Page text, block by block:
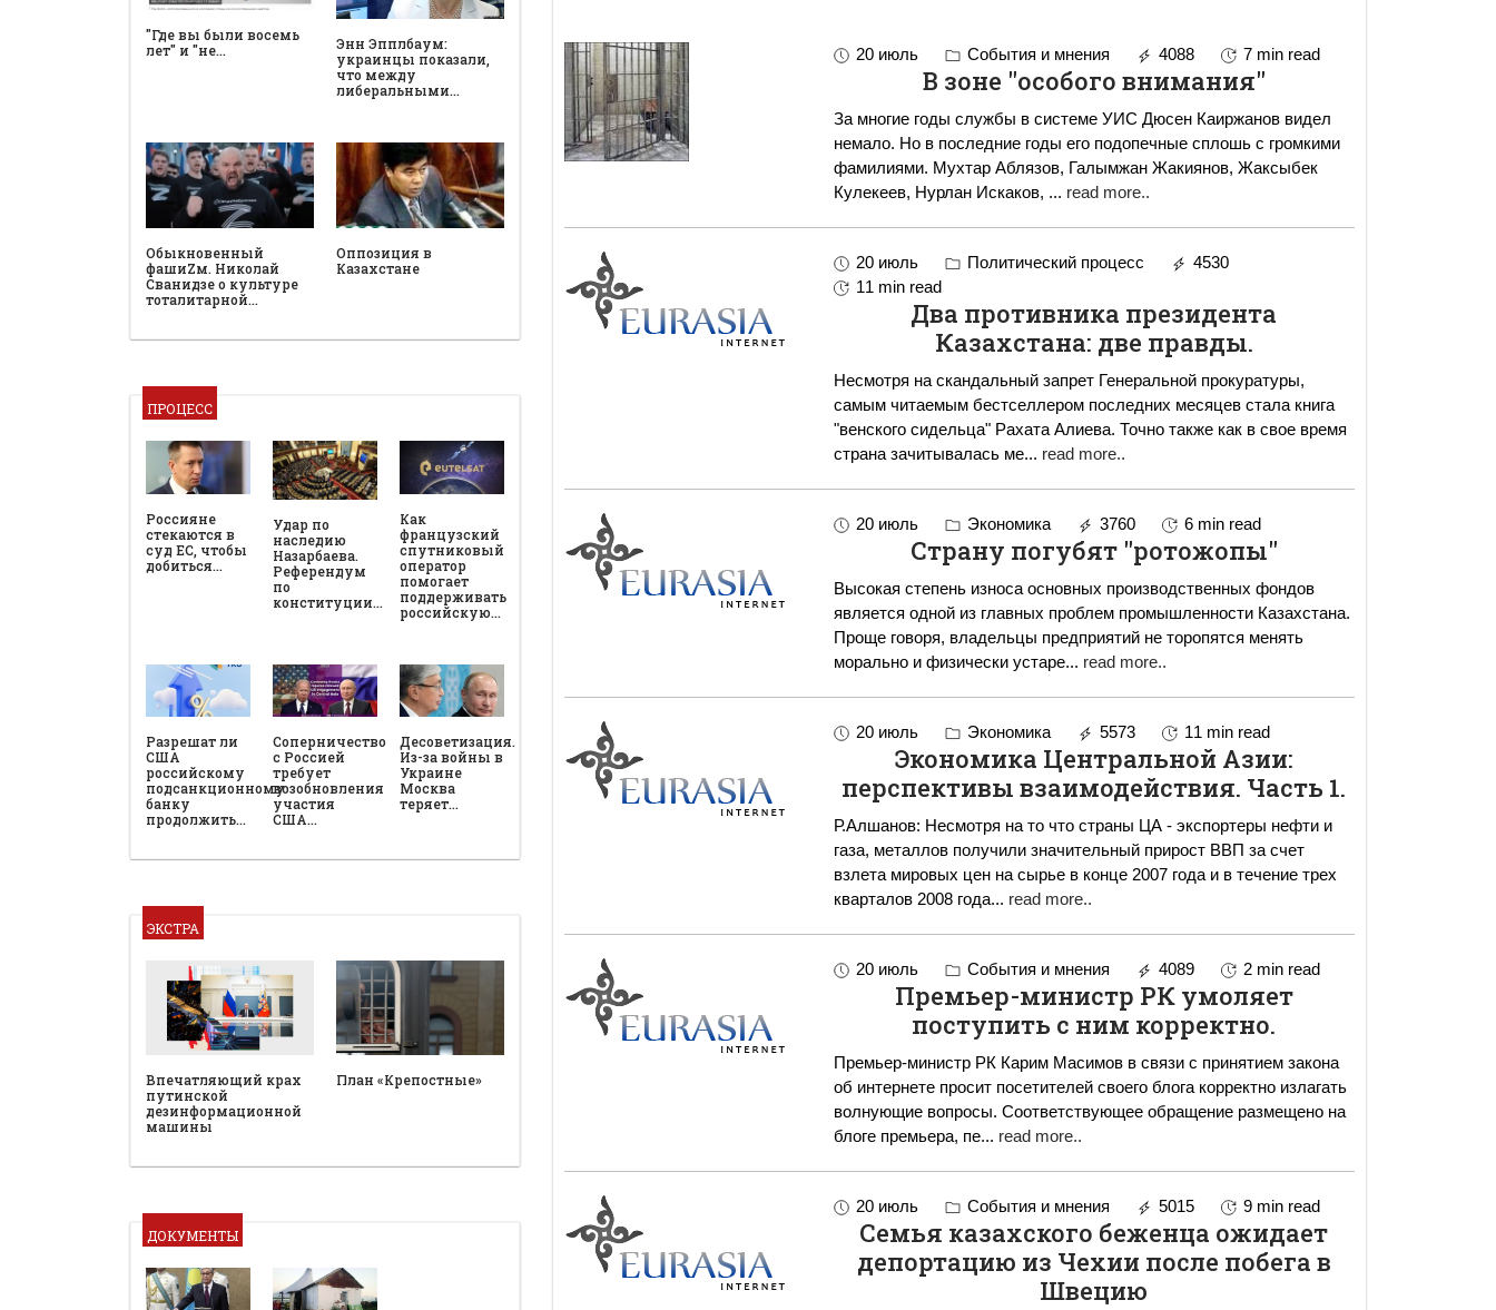
"Где вы были восемь
лет" и "не…
Энн Эпплбаум:
украинцы показали,
что между
либеральными…
Обыкновенный
фашиZм. Николай
Сванидзе о культуре
тоталитарной…
Оппозиция в
Казахстане
ПРОЦЕСС
Россияне
стекаются в
суд ЕС, чтобы
добиться…
Удар по
наследию
Назарбаева.
Референдум
по
конституции…
Как
французский
спутниковый
оператор
помогает
поддерживать
российскую…
Разрешат ли
США
российскому
подсанкционному
банку
продолжить…
Соперничество
с Россией
требует
возобновления
участия
США…
Десоветизация.
Из-за войны в
Украине
Москва
теряет…
ЭКСТРА
Впечатляющий крах
путинской
дезинформационной
машины
План «Крепостные»
ДОКУМЕНТЫ
20 июль События и мнения 4088 7 min read
В зоне "особого внимания"
За многие годы службы в системе УИС Дюсен Каиржанов видел
немало. Но в последние годы его подопечные сплошь с громкими
фамилиями. Мухтар Аблязов, Галымжан Жакиянов, Жаксыбек
Кулекеев, Нурлан Искаков, ... read more..
20 июль Политический процесс
4530
11 min read
Два противника президента
Казахстана: две правды.
Несмотря на скандальный запрет Генеральной прокуратуры,
самым читаемым бестселлером последних месяцев стала книга
"венского сидельца" Рахата Алиева. Точно также как в свое время
страна зачитывалась ме... read more..
20 июль Экономика 3760 6 min read
Страну погубят "ротожопы"
Высокая степень износа основных производственных фондов
является одной из главных проблем промышленности Казахстана.
Проще говоря, владельцы предприятий не торопятся менять
морально и физически устаре... read more..
20 июль Экономика 5573 11 min read
Экономика Центральной Азии:
перспективы взаимодействия. Часть 1.
Р.Алшанов: Несмотря на то что страны ЦА - экспортеры нефти и
газа, металлов получили значительный прирост ВВП за счет
взлета мировых цен на сырье в конце 2007 года и в течение трех
кварталов 2008 года... read more..
20 июль События и мнения 4089 2 min read
Премьер-министр РК умоляет
поступить с ним корректно.
Премьер-министр РК Карим Масимов в связи с принятием закона
об интернете просит посетителей своего блога корректно излагать
волнующие вопросы. Соответствующее обращение размещено на
блоге премьера, пе... read more..
20 июль События и мнения 5015 9 min read
Семья казахского беженца ожидает
депортацию из Чехии после побега в
Швецию